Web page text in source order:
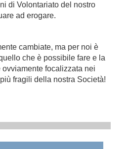
di Volontariato del nostro
ad erogare.
cambiate, ma per noi è
che è possibile fare e la
focalizzata nei
fragili della nostra Società!